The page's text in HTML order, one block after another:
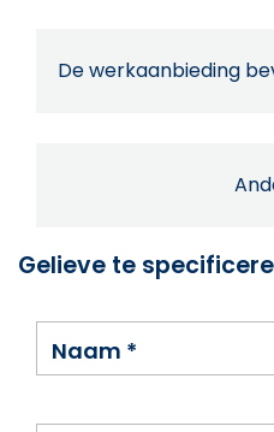
De werkaanbieding
Gelieve te
Naam *